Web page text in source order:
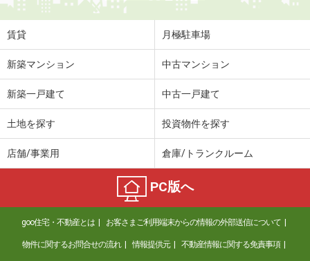
賃貸 月極駐車場
新築マンション 中古マンション
新築一戸建て 中古一戸建て
土地を探す 投資物件を探す
店舗/事業用 倉庫/トランクルーム
PC版へ
goo住宅・不動産とは お客さまご利用端末からの情報の外部送信について
物件に関するお問合せの流れ 情報提供元 不動産情報に関する免責事項